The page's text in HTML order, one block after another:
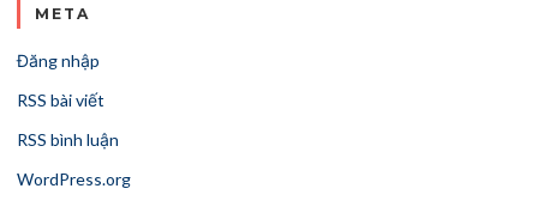
META
Đăng nhập
RSS bài viết
RSS bình luận
WordPress.org